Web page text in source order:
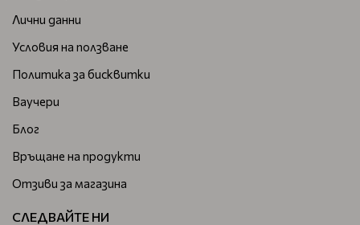
Лични данни
Условия на ползване
Политика за бисквитки
Ваучери
Блог
Връщане на продукти
Отзиви за магазина
СЛЕДВАЙТЕ НИ